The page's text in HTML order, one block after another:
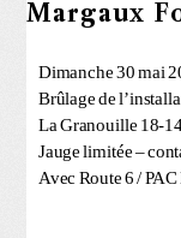
Margaux
Dimanche 30 mai
Brûlage de
La Granouille 18-
Jauge limitée –
Avec Route 6 /